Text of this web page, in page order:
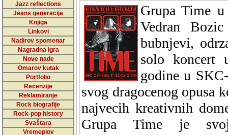
Jazz reflections
Jeans generacija
Knjiga
Linkovi
Nadirov spomenar
Nagradna igra
Nove nade
Omarov kutak
Portfolio
Recenzije
Reklamiranje
Rock biografije
Rock-pop history
Svaštara
Vremeplov
Grupa Time
Vedran
bubnjevi,
solo koncert
godine u
svog dragocenog opusa
najvecih kreativnih
Grupa Time je